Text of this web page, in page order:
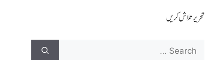
تحریر تلاش کریں